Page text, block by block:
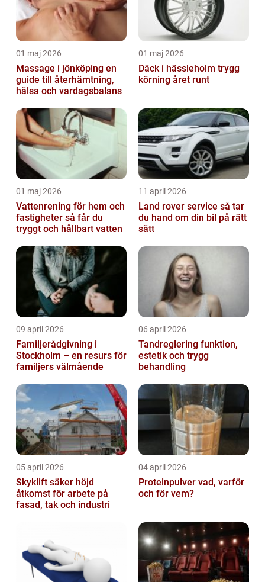
01 maj 2026
Massage i jönköping en
guide till återhämtning,
hälsa och vardagsbalans
01 maj 2026
Däck i hässleholm trygg
körning året runt
01 maj 2026
Vattenrening för hem och
fastigheter så får du
tryggt och hållbart vatten
11 april 2026
Land rover service så tar
du hand om din bil på rätt
sätt
09 april 2026
Familjerådgivning i
Stockholm – en resurs för
familjers välmående
06 april 2026
Tandreglering funktion,
estetik och trygg
behandling
05 april 2026
Skyklift säker höjd
åtkomst för arbete på
fasad, tak och industri
04 april 2026
Proteinpulver vad, varför
och för vem?